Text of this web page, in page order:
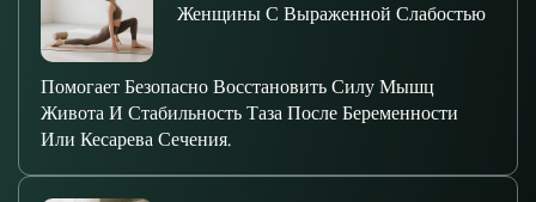
Женщины С Выраженной Слабостью
Помогает Безопасно Восстановить Силу Мышц
Живота И Стабильность Таза После Беременности
Или Кесарева Сечения.